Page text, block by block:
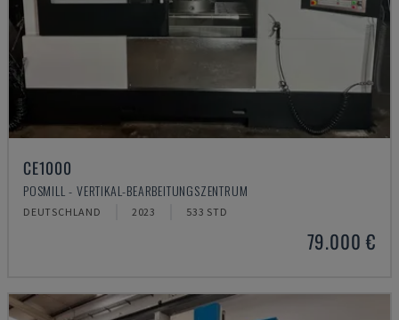
CE1000
POSMILL - VERTIKAL-BEARBEITUNGSZENTRUM
DEUTSCHLAND 2023 533 STD
79.000 €